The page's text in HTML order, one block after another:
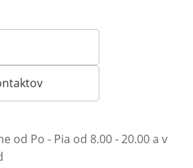
od Po - Pia od 8.00 - 20.00 a v